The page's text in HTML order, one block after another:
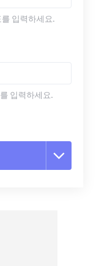
입력하세요.
입력하세요.